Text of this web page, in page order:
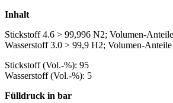
Inhalt
Stickstoff 4.6 > 99,996 N2; Volumen-
Wasserstoff 3.0 > 99,9 H2; Volumen-
Stickstoff (Vol.-%): 95
Wasserstoff (Vol.-%): 5
Fülldruck in bar